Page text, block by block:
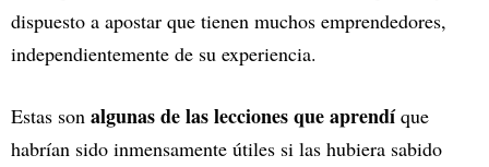
dispuesto a apostar que tienen muchos emprendedores,
independientemente de su experiencia.
Estas son algunas de las lecciones que aprendíque
habrían sido inmensamente útiles si las hubiera sabido